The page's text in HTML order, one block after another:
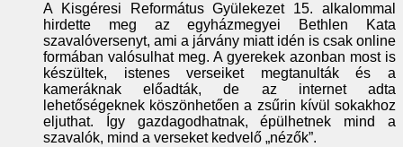
A Kisgéresi Református Gyülekezet 15. alkalommal
hirdette meg az egyházmegyei Bethlen Kata
szavalóversenyt, ami a járvány miatt idén is csak online
formában valósulhat meg. A gyerekek azonban most is
készültek, istenes verseiket megtanulták és a
kameráknak előadták, de az internet adta
lehetőségeknek köszönhetően a zsűrin kívül sokakhoz
eljuthat. Így gazdagodhatnak, épülhetnek mind a
szavalók, mind a verseket kedvelő „nézők”.